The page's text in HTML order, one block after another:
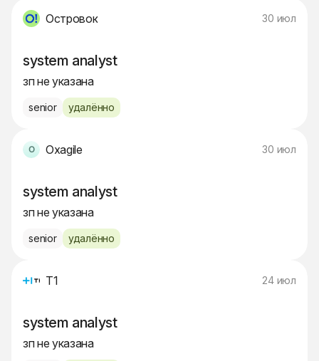
Островок 30 июл
system analyst
зп не указана
senior удалённо
Oxagile 30 июл
system analyst
зп не указана
senior удалённо
Т1 24 июл
system analyst
зп не указана